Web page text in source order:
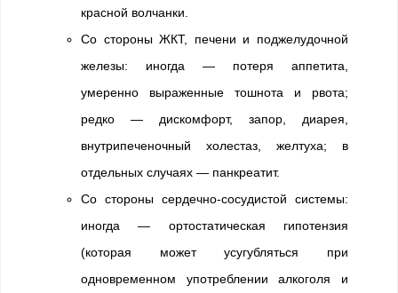
красной волчанки.
Со стороны ЖКТ, печени и поджелудочной
железы: иногда — потеря аппетита,
умеренно выраженные тошнота и рвота;
редко — дискомфорт, запор, диарея,
внутрипеченочный холестаз, желтуха; в
отдельных случаях — панкреатит.
Со стороны сердечно-сосудистой системы:
иногда — ортостатическая гипотензия
(которая может усугубляться при
одновременном употреблении алкоголя и